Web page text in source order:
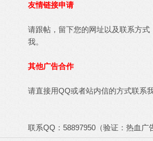
友情链接申请
请跟帖，留下您的网址以及联系方式
我。
其他广告合作
请直接用QQ或者站内信的方式联系
联系QQ：58897950（验证：热血广